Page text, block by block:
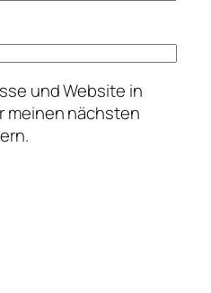
und Website in
meinen nächsten